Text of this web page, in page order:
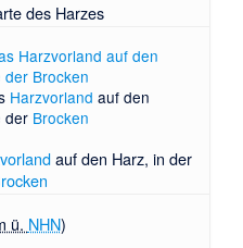
des Harzes
Harzvorland auf den
der Brocken
auf den Harz, in der
ü. NHN)